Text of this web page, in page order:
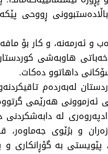
ڕووحی
و ئەرمەنە، و كار بۆ
خەباتی هاوبەشی
داهاتوو دەكات.
لەبەردەم
ئەزموونی هەرێمی
لە
و بژێوی جەماوەر،
بە گۆڕانكاری